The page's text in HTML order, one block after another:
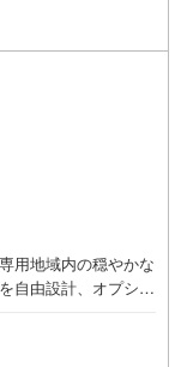
用地域内の穏やかな
自由設計、オプショ
ルホームはこんな
を中心に不動産多